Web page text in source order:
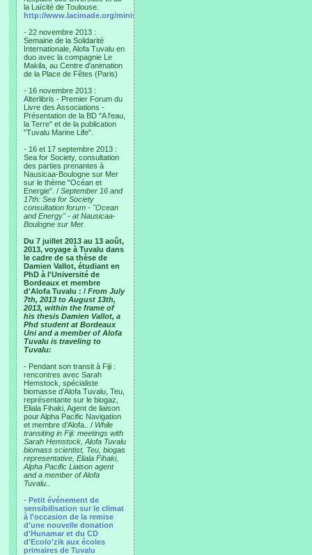
la Laïcité de Toulouse.
http://www.lacimade.org/minisites/migrantscene
- 22 novembre 2013 :
Semaine de la Solidarité
Internationale, Alofa Tuvalu en
duo avec la compagnie Le
Makila, au Centre d'animation
de la Place de Fêtes (Paris)
- 16 novembre 2013 :
Alterlibris - Premier Forum du
Livre des Associations -
Présentation de la BD "A l'eau,
la Terre" et de la publication
"Tuvalu Marine Life".
- 16 et 17 septembre 2013 :
Sea for Society, consultation
des parties prenantes à
Nausicaa-Boulogne sur Mer
sur le thème "Océan et
Energie". / September 16 and
17th: Sea for Society
consultation forum - "Ocean
and Energy" - at Nausicaa-
Boulogne sur Mer.
Du 7 juillet 2013 au 13 août,
2013, voyage à Tuvalu dans
le cadre de sa thèse de
Damien Vallot, étudiant en
PhD à l'Université de
Bordeaux et membre
d'Alofa Tuvalu : / From July
7th, 2013 to August 13th,
2013, within the frame of
his thesis Damien Vallot, a
Phd student at Bordeaux
Uni and a member of Alofa
Tuvalu is traveling to
Tuvalu:
- Pendant son transit à Fiji :
rencontres avec Sarah
Hemstock, spécialiste
biomasse d’Alofa Tuvalu, Teu,
représentante sur le biogaz,
Eliala Fihaki, Agent de liaison
pour Alpha Pacific Navigation
et membre d’Alofa.. / While
transiting in Fiji: meetings with
Sarah Hemstock, Alofa Tuvalu
biomass scientist, Teu, biogas
representative, Eliala Fihaki,
Alpha Pacific Liaison agent
and a member of Alofa
Tuvalu..
- Petit événement de
sensibilisation sur le climat
à l'occasion de la remise
d'une nouvelle donation
d'Hunamar et du CD
d'Ecolo'zik aux écoles
primaires de Tuvalu